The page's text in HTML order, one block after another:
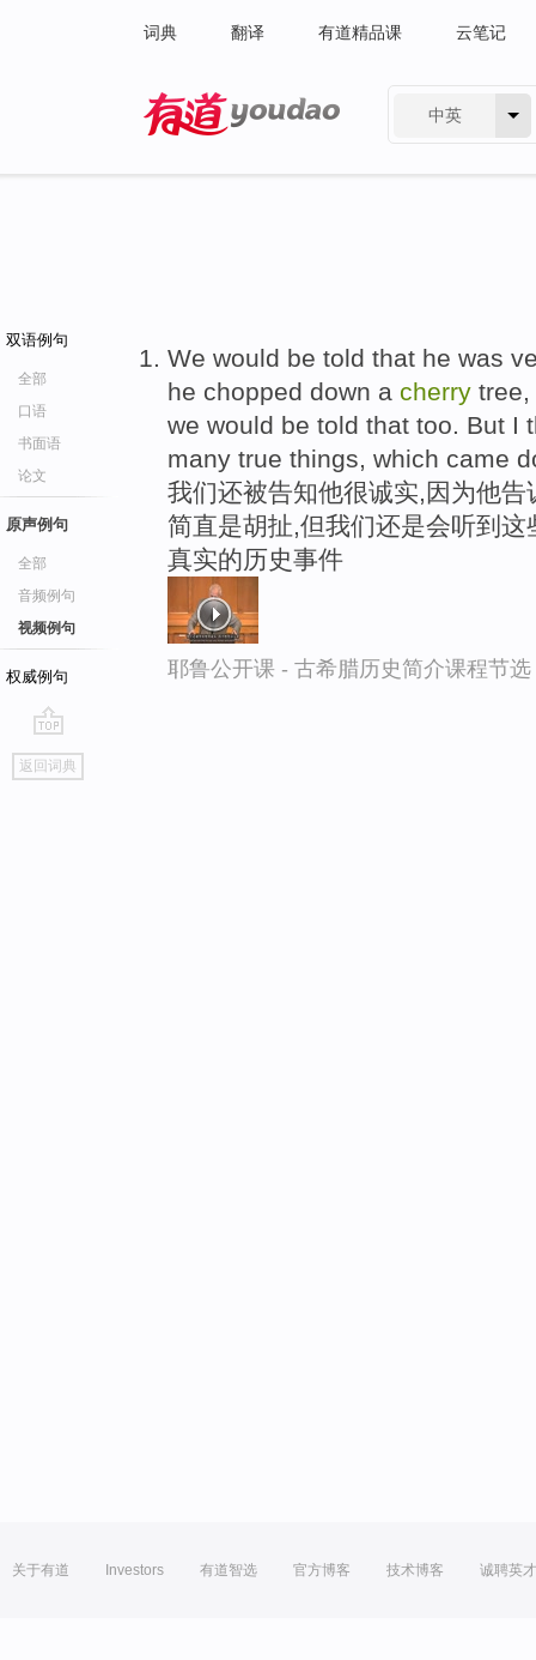
词典 翻译 有道精品课 云笔记
中英
双语例句
全部
口语
书面语
论文
原声例句
全部
音频例句
视频例句
权威例句
go
top
返回词典
We would be told that he was
he chopped down a cherry tree,
we would be told that too. But I
many true things, which came
我们还被告知他很诚实,因为他
简直是胡扯,但我们还是会听到
真实的历史事件
耶鲁公开课 - 古希腊历史简介课程节选
关于有道 Investors 有道智选 官方博客 技术博客 诚聘英才